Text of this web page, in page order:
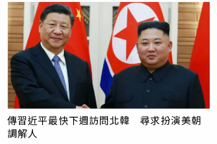
傳習近平最快下週訪問北韓 尋求扮演美朝
調解人